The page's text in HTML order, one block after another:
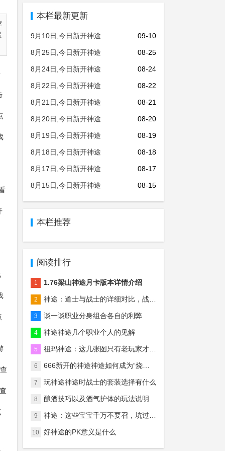
本栏最新更新
09-10
9月10日,今日新开神途
08-25
8月25日,今日新开神途
08-24
8月24日,今日新开神途
08-22
8月22日,今日新开神途
08-21
8月21日,今日新开神途
08-20
8月20日,今日新开神途
08-19
8月19日,今日新开神途
08-18
8月18日,今日新开神途
08-17
8月17日,今日新开神途
08-15
8月15日,今日新开神途
本栏推荐
阅读排行
1 1.76梁山神途月卡版本详情介绍
2 神途：道士与战士的详细对比，战士真的后期无敌吗？
3 谈一谈职业分身组合各自的利弊
4 神途神途几个职业个人的见解
5 祖玛神途：这几张图只有老玩家才知道什么意思，慢慢的全是回忆！
6 666新开的神途神途如何成为“烧钱”游戏中最“烧钱”的？
7 玩神途神途时战士的套装选择有什么
8 酿酒技巧以及酒气护体的玩法说明
9 神途：这些宝宝千万不要召，坑过无数的法师玩家！
10 好神途的PK意义是什么